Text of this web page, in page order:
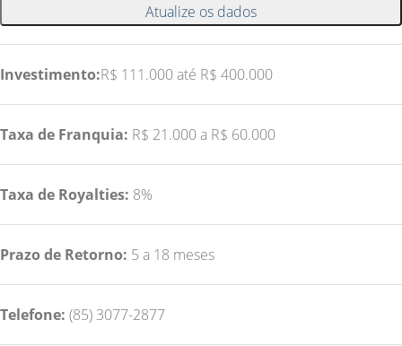
Atualize os dados
Investimento:R$ 111.000 até R$ 400.000
Taxa de Franquia: R$ 21.000 a R$ 60.000
Taxa de Royalties: 8%
Prazo de Retorno: 5 a 18 meses
Telefone: (85) 3077-2877